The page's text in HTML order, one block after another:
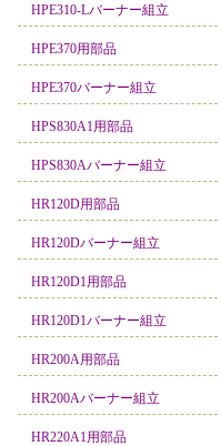
HPE310-Lバーナー組立
HPE370用部品
HPE370バーナー組立
HPS830A1用部品
HPS830Aバーナー組立
HR120D用部品
HR120Dバーナー組立
HR120D1用部品
HR120D1バーナー組立
HR200A用部品
HR200Aバーナー組立
HR220A1用部品